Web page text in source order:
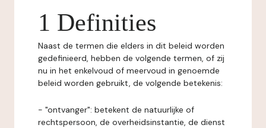
1 Definities
Naast de termen die elders in dit beleid worden
gedefinieerd, hebben de volgende termen, of zij
nu in het enkelvoud of meervoud in genoemde
beleid worden gebruikt, de volgende betekenis:
- "ontvanger": betekent de natuurlijke of
rechtspersoon, de overheidsinstantie, de dienst